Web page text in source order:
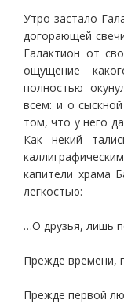
Утро застало
догорающей
Галактион от
ощущение
полностью
всем: и о
том, что у него
Как некий
капители храма
легкостью:
…О друзья, лишь
Прежде времени,
Прежде первой